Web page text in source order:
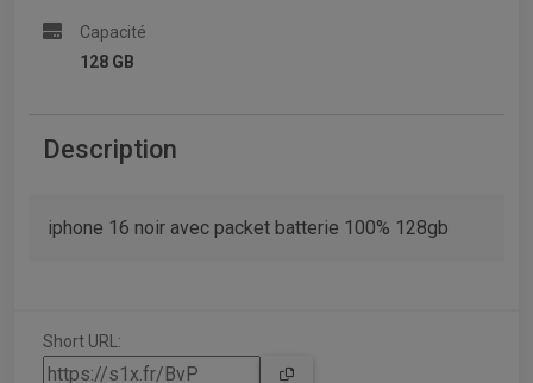
Capacité
128 GB
Description
iphone 16 noir avec packet batterie 100% 128gb
Short URL: